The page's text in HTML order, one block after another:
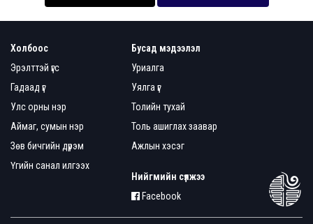
Холбоос
Эрэлттэй үгс
Гадаад үг
Улс орны нэр
Аймаг, сумын нэр
Зөв бичгийн дүрэм
Үгийн санал илгээх
Бусад мэдээлэл
Уриалга
Уялга үг
Толийн тухай
Толь ашиглах заавар
Ажлын хэсэг
Нийгмийн сүлжээ
Facebook